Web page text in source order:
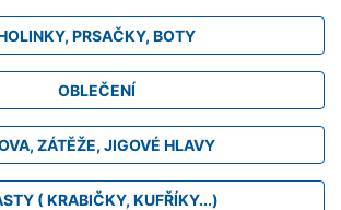
PRSAČKY, BOTY
OBLEČENÍ
ZÁTĚŽE, JIGOVÉ HLAVY
( KRABIČKY, KUFŘÍKY...)